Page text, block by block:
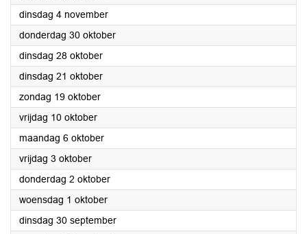
dinsdag 4 november2025
donderdag 30 oktober2025
dinsdag 28 oktober2025
dinsdag 21 oktober2025
zondag 19 oktober2025
vrijdag 10 oktober2025
maandag 6 oktober2025
vrijdag 3 oktober2025
donderdag 2 oktober2025
woensdag 1 oktober2025
dinsdag 30 september2025